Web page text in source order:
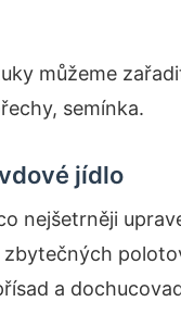
můžeme
semínka.
jídlo
nejšetrněji
zbytečných
a